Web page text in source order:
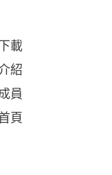
載
紹
員
頁